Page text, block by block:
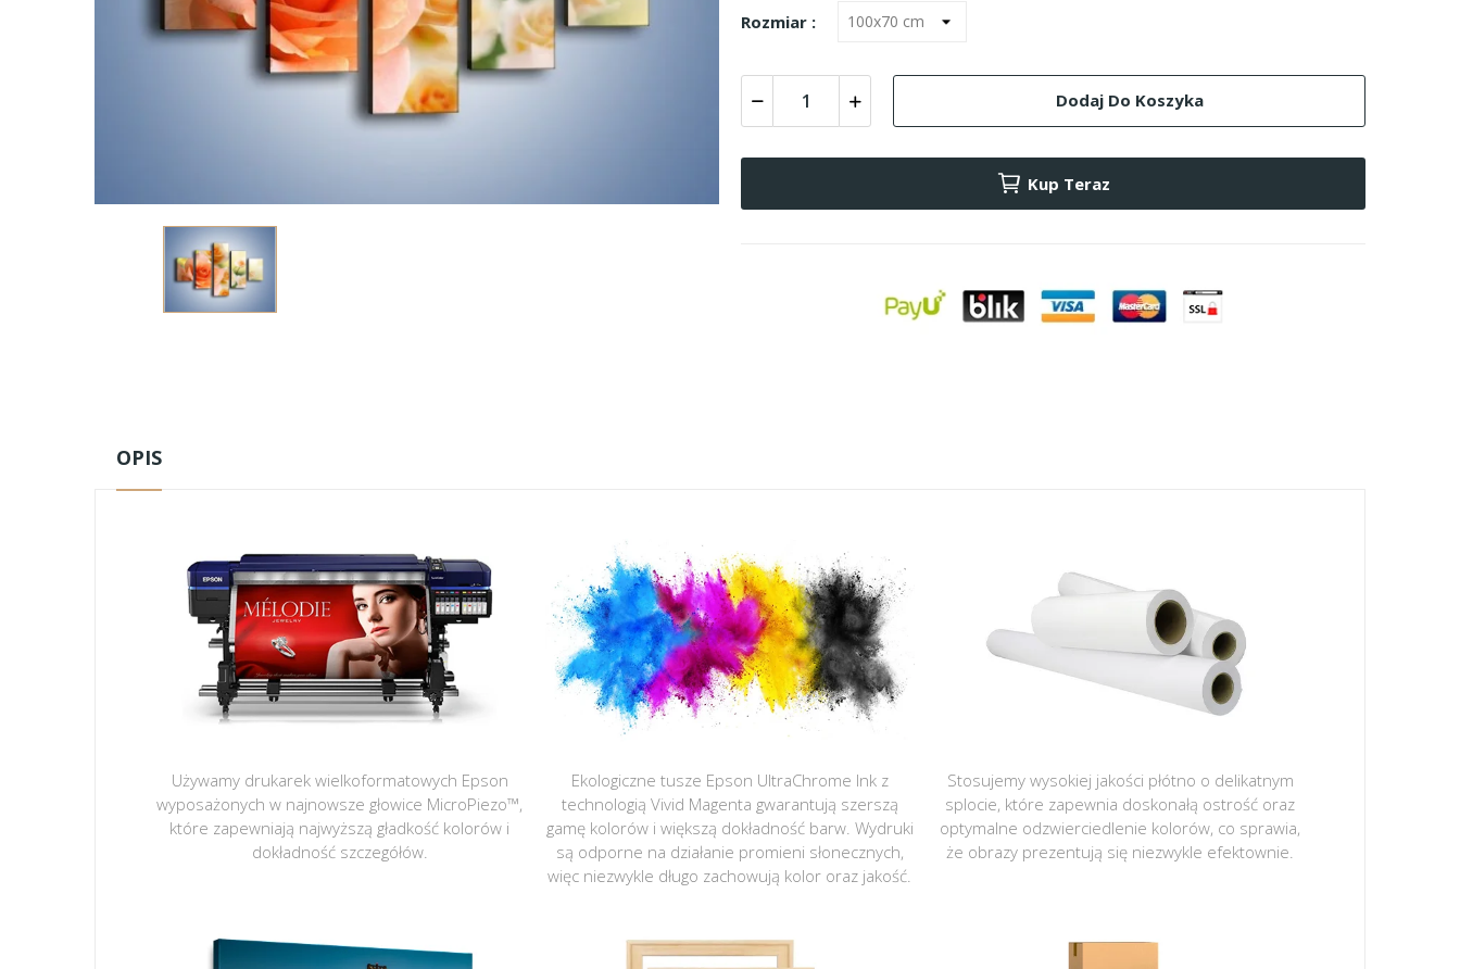
Rozmiar :
Dodaj Do Koszyka
Kup Teraz
OPIS
Używamy drukarek wielkoformatowych Epson
wyposażonych w najnowsze głowice MicroPiezo™,
które zapewniają najwyższą gładkość kolorów i
dokładność szczegółów.
Ekologiczne tusze Epson UltraChrome Ink z
technologią Vivid Magenta gwarantują szerszą
gamę kolorów i większą dokładność barw. Wydruki
są odporne na działanie promieni słonecznych,
więc niezwykle długo zachowują kolor oraz jakość.
Stosujemy wysokiej jakości płótno o delikatnym
splocie, które zapewnia doskonałą ostrość oraz
optymalne odzwierciedlenie kolorów, co sprawia,
że obrazy prezentują się niezwykle efektownie.